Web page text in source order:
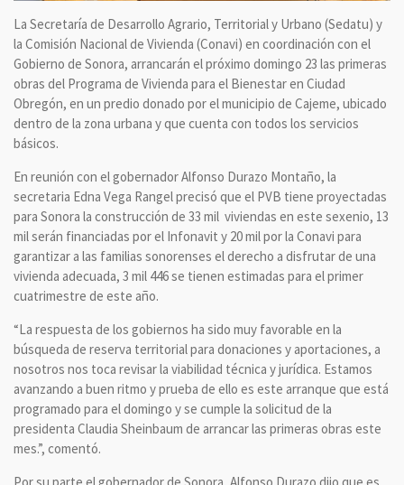
La Secretaría de Desarrollo Agrario, Territorial y Urbano (Sedatu) y
la Comisión Nacional de Vivienda (Conavi) en coordinación con el
Gobierno de Sonora, arrancarán el próximo domingo 23 las primeras
obras del Programa de Vivienda para el Bienestar en Ciudad
Obregón, en un predio donado por el municipio de Cajeme, ubicado
dentro de la zona urbana y que cuenta con todos los servicios
básicos.
En reunión con el gobernador Alfonso Durazo Montaño, la
secretaria Edna Vega Rangel precisó que el PVB tiene proyectadas
para Sonora la construcción de 33 mil viviendas en este sexenio, 13
mil serán financiadas por el Infonavit y 20 mil por la Conavi para
garantizar a las familias sonorenses el derecho a disfrutar de una
vivienda adecuada, 3 mil 446 se tienen estimadas para el primer
cuatrimestre de este año.
“La respuesta de los gobiernos ha sido muy favorable en la
búsqueda de reserva territorial para donaciones y aportaciones, a
nosotros nos toca revisar la viabilidad técnica y jurídica. Estamos
avanzando a buen ritmo y prueba de ello es este arranque que está
programado para el domingo y se cumple la solicitud de la
presidenta Claudia Sheinbaum de arrancar las primeras obras este
mes.”, comentó.